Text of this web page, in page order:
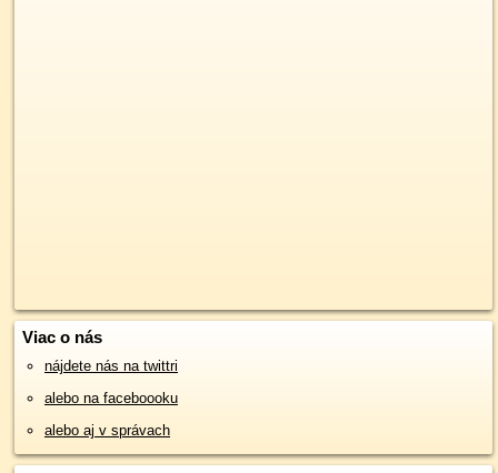
Viac o nás
nájdete nás na twittri
alebo na faceboooku
alebo aj v správach